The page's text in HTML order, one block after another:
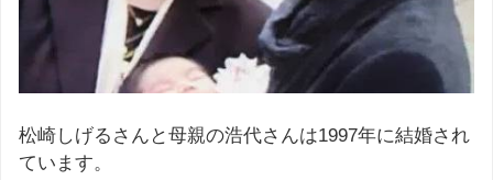
松崎しげるさんと母親の浩代さんは1997年に結婚され
ています。